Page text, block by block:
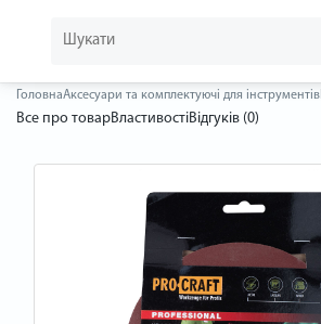
ГоловнаАксесуари та комплектуючі для інструментів
Все про товарВластивостіВідгуків (0)